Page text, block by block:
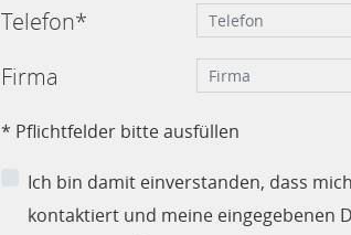
Telefon*
Firma
* Pflichtfelder bitte ausfüllen
Ich bin damit einverstanden, dass
kontaktiert und meine eingegebenen